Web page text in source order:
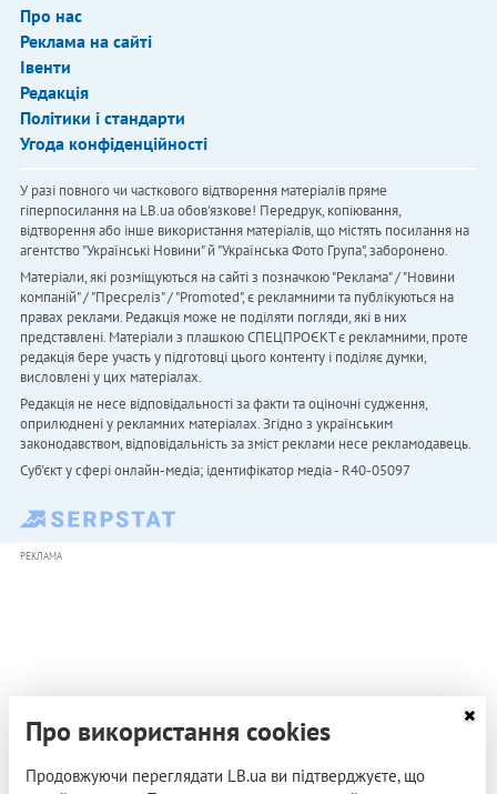
Про нас
Реклама на сайті
Івенти
Редакція
Політики і стандарти
Угода конфіденційності
У разі повного чи часткового відтворення матеріалів пряме
гіперпосилання на LB.ua обов'язкове! Передрук, копіювання,
відтворення або інше використання матеріалів, що містять посилання на
агентство "Українськi Новини" й "Українська Фото Група", заборонено.
Матеріали, які розміщуються на сайті з позначкою "Реклама" / "Новини
компаній" / "Пресреліз" / "Promoted", є рекламними та публікуються на
правах реклами. Редакція може не поділяти погляди, які в них
представлені. Матеріали з плашкою СПЕЦПРОЄКТ є рекламними, проте
редакція бере участь у підготовці цього контенту і поділяє думки,
висловлені у цих матеріалах.
Редакція не несе відповідальності за факти та оціночні судження,
оприлюднені у рекламних матеріалах. Згідно з українським
законодавством, відповідальність за зміст реклами несе рекламодавець.
Cуб'єкт у сфері онлайн-медіа; ідентифікатор медіа - R40-05097
РЕКЛАМА
Про використання cookies
Продовжуючи переглядати LB.ua ви підтверджуєте, що